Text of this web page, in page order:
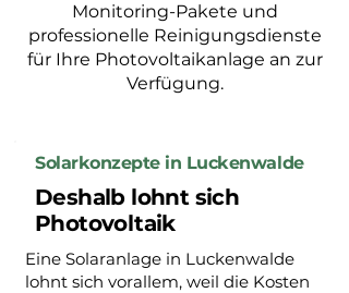
Monitoring-Pakete und
professionelle Reinigungsdienste
für Ihre Photovoltaikanlage an zur
Verfügung.
Solarkonzepte in Luckenwalde
Deshalb lohnt sich
Photovoltaik
Eine Solaranlage in Luckenwalde
lohnt sich vorallem, weil die Kosten